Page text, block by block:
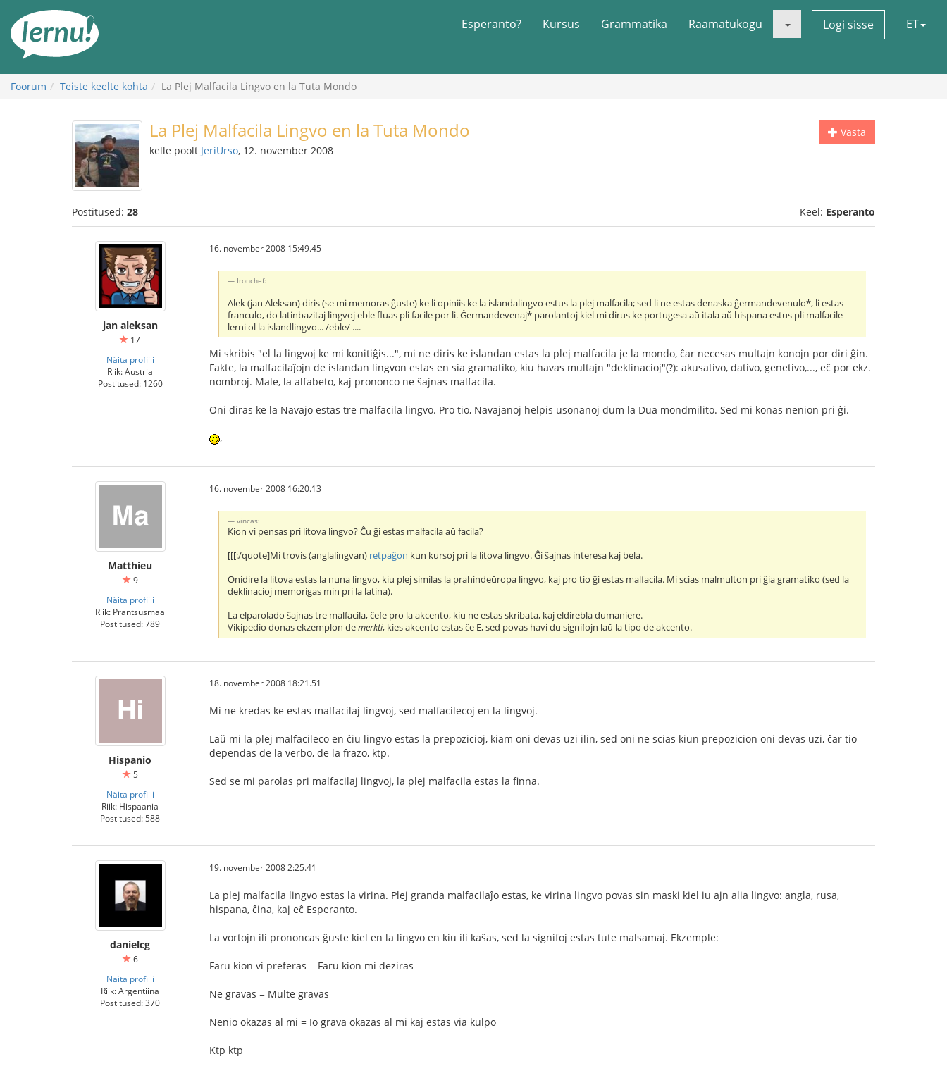
juurde
Esperanto? Kursus Grammatika Raamatukogu Logi sisse ET
Foorum Teiste keelte kohta La Plej Malfacila Lingvo en la Tuta Mondo
Vasta
La Plej Malfacila Lingvo en la Tuta Mondo
kelle poolt JeriUrso, 12. november 2008
Postitused: 28 Keel: Esperanto
jan aleksan
17
Näita profiili
Riik: Austria
Postitused: 1260
16. november 2008 15:49.45
Ironchef:
Alek (jan Aleksan) diris (se mi memoras ĝuste) ke li opiniis ke la islandalingvo estus la plej malfacila; sed li ne estas denaska ĝermandevenulo*, li estas
franculo, do latinbazitaj lingvoj eble fluas pli facile por li. Ĝermandevenaj* parolantoj kiel mi dirus ke portugesa aŭ itala aŭ hispana estus pli malfacile
lerni ol la islandlingvo... /eble/ ....
Mi skribis "el la lingvoj ke mi konitiĝis...", mi ne diris ke islandan estas la plej malfacila je la mondo, ĉar necesas multajn konojn por diri ĝin.
Fakte, la malfacilaĵojn de islandan lingvon estas en sia gramatiko, kiu havas multajn "deklinacioj"(?): akusativo, dativo, genetivo,..., eĉ por ekz.
nombroj. Male, la alfabeto, kaj prononco ne ŝajnas malfacila.
Oni diras ke la Navajo estas tre malfacila lingvo. Pro tio, Navajanoj helpis usonanoj dum la Dua mondmilito. Sed mi konas nenion pri ĝi.
,
Matthieu
9
Näita profiili
Riik: Prantsusmaa
Postitused: 789
16. november 2008 16:20.13
vincas:
Kion vi pensas pri litova lingvo? Ĉu ĝi estas malfacila aŭ facila?
[[[:/quote]Mi trovis (anglalingvan) retpaĝon kun kursoj pri la litova lingvo. Ĝi ŝajnas interesa kaj bela.
Onidire la litova estas la nuna lingvo, kiu plej similas la prahindeŭropa lingvo, kaj pro tio ĝi estas malfacila. Mi scias malmulton pri ĝia gramatiko (sed la
deklinacioj memorigas min pri la latina).
La elparolado ŝajnas tre malfacila, ĉefe pro la akcento, kiu ne estas skribata, kaj eldirebla dumaniere.
Vikipedio donas ekzemplon demerkti, kies akcento estas ĉe E, sed povas havi du signifojn laŭ la tipo de akcento.
Hispanio
5
Näita profiili
Riik: Hispaania
Postitused: 588
18. november 2008 18:21.51
Mi ne kredas ke estas malfacilaj lingvoj, sed malfacilecoj en la lingvoj.
Laŭ mi la plej malfacileco en ĉiu lingvo estas la prepozicioj, kiam oni devas uzi ilin, sed oni ne scias kiun prepozicion oni devas uzi, ĉar tio
dependas de la verbo, de la frazo, ktp.
Sed se mi parolas pri malfacilaj lingvoj, la plej malfacila estas la finna.
danielcg
6
Näita profiili
Riik: Argentiina
Postitused: 370
19. november 2008 2:25.41
La plej malfacila lingvo estas la virina. Plej granda malfacilaĵo estas, ke virina lingvo povas sin maski kiel iu ajn alia lingvo: angla, rusa,
hispana, ĉina, kaj eĉ Esperanto.
La vortojn ili prononcas ĝuste kiel en la lingvo en kiu ili kaŝas, sed la signifoj estas tute malsamaj. Ekzemple:
Faru kion vi preferas = Faru kion mi deziras
Ne gravas = Multe gravas
Nenio okazas al mi = Io grava okazas al mi kaj estas via kulpo
Ktp ktp